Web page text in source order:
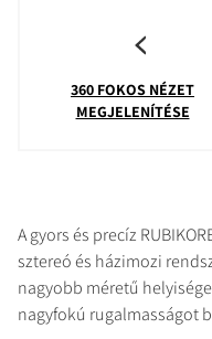
360 FOKOS NÉZET
MEGJELENÍTÉSE
A gyors és precíz
sztereó és házimozi
nagyobb méretű
nagyfokú rugalmasságot